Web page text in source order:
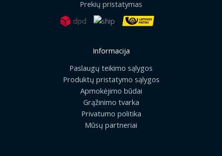
Prekių pristatymas
Informacija
Paslaugų teikimo sąlygos
Produktų pristatymo sąlygos
Apmokėjimo būdai
Grąžinimo tvarka
Privatumo politika
Mūsų partneriai